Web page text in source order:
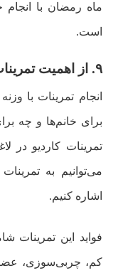
ماه رمضان با
است.
۹. از اهمیت تمرینات کاردیو غافل نشوید
انجام تمرینات با
برای خانم‌ها و چه
تمرینات کاردیو در
اشاره کنیم.
فواید این تمرینات
کم، چربی‌سوزی،